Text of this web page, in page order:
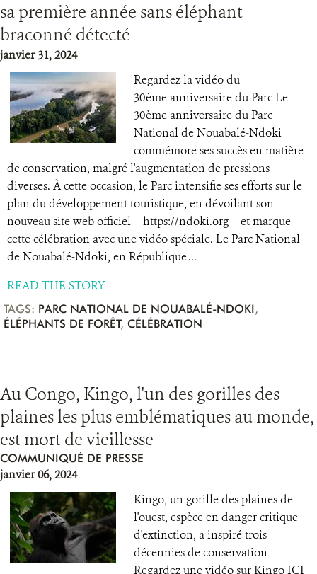
sa première année sans éléphant
braconné détecté
janvier 31, 2024
Regardez la vidéo du
30ème anniversaire du Parc Le
30ème anniversaire du Parc
National de Nouabalé-Ndoki
commémore ses succès en matière
de conservation, malgré l'augmentation de pressions
diverses. À cette occasion, le Parc intensifie ses efforts sur le
plan du développement touristique, en dévoilant son
nouveau site web officiel – https://ndoki.org – et marque
cette célébration avec une vidéo spéciale. Le Parc National
de Nouabalé-Ndoki, en République ...
READ THE STORY
TAGS: PARC NATIONAL DE NOUABALÉ-NDOKI,
ÉLÉPHANTS DE FORÊT, CÉLÉBRATION
Au Congo, Kingo, l'un des gorilles des
plaines les plus emblématiques au monde,
est mort de vieillesse
COMMUNIQUÉ DE PRESSE
janvier 06, 2024
Kingo, un gorille des plaines de
l'ouest, espèce en danger critique
d'extinction, a inspiré trois
décennies de conservation
Regardez une vidéo sur Kingo ICI